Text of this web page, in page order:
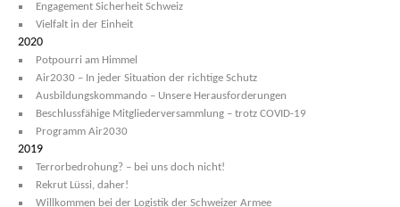
Engagement Sicherheit Schweiz
Vielfalt in der Einheit
2020
Potpourri am Himmel
Air2030 – In jeder Situation der richtige Schutz
Ausbildungskommando – Unsere Herausforderungen
Beschlussfähige Mitgliederversammlung – trotz COVID-19
Programm Air2030
2019
Terrorbedrohung? – bei uns doch nicht!
Rekrut Lüssi, daher!
Willkommen bei der Logistik der Schweizer Armee